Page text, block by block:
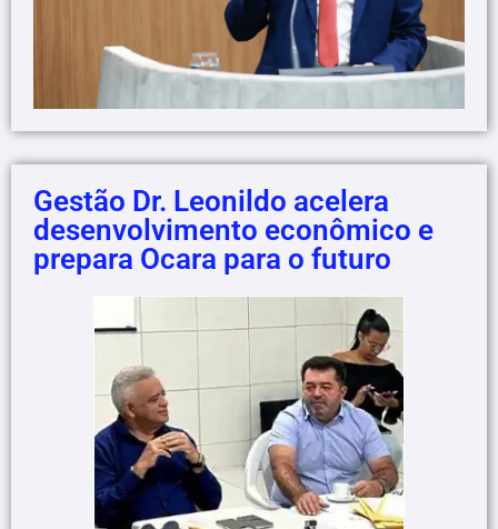
Gestão Dr. Leonildo acelera
desenvolvimento econômico e
prepara Ocara para o futuro